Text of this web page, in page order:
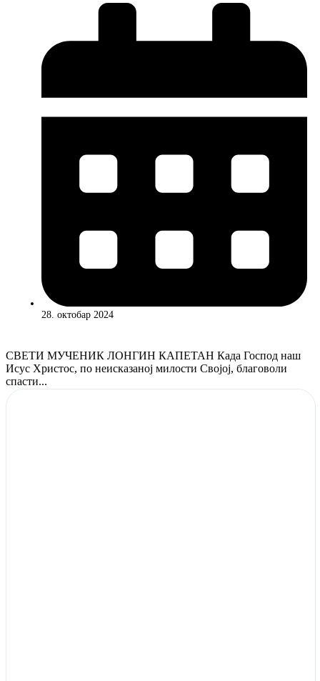
28. октобар 2024
СВЕТИ МУЧЕНИК ЛОНГИН КАПЕТАН Када Господ наш
Исус Христос, по неисказаној милости Својој, благоволи
спасти...